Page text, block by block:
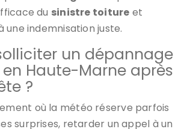
du sinistre toiture et
une indemnisation juste.
un dépannage
en Haute-Marne après
?
où la météo réserve parfois
surprises, retarder un appel à un